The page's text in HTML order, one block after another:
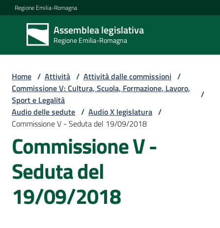
Vai al contenuto
Vai alla navigazione
Vai al footer
Regione Emilia-Romagna
Assemblea legislativa
Regione Emilia-Romagna
Assemblea
legislativa
Regione Emilia-
Assemblea
Attività
Home / Attività / Attività dalle commissioni /
Commissione V: Cultura, Scuola, Formazione, Lavoro,
Sport e Legalità
/
Audio delle sedute / Audio X legislatura /
Commissione V - Seduta del 19/09/2018
Commissione V -
Seduta del
19/09/2018